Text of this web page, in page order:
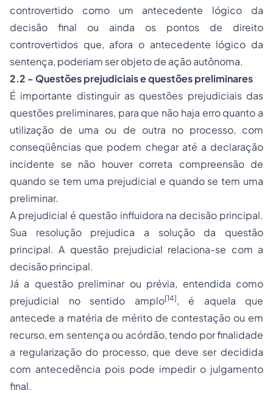
controvertido como um antecedente lógico da
decisão final ou ainda os pontos de direito
controvertidos que, afora o antecedente lógico da
sentença, poderiam ser objeto de ação autônoma.
2.2 - Questões prejudiciais e questões preliminares
É importante distinguir as questões prejudiciais das
questões preliminares, para que não haja erro quanto a
utilização de uma ou de outra no processo, com
conseqüências que podem chegar até a declaração
incidente se não houver correta compreensão de
quando se tem uma prejudicial e quando se tem uma
preliminar.
A prejudicial é questão influidora na decisão principal.
Sua resolução prejudica a solução da questão
principal. A questão prejudicial relaciona-se com a
decisão principal.
Já a questão preliminar ou prévia, entendida como
prejudicial no sentido amplo[14], é aquela que
antecede a matéria de mérito de contestaçãoou em
recurso, em sentença ou acórdão, tendo por finalidade
a regularização do processo, que deve ser decidida
com antecedência pois pode impedir o julgamento
final.